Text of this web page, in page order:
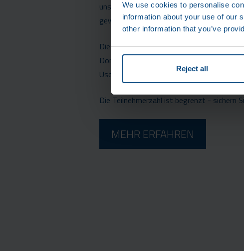
We use cookies to personalise
information about your use of our
other information that you’ve
Reject all
unsere Kunden und alle, die einen
gewinnen möchten.
Die AMDT Connect User Conference
Donnerstag, den 3. April an unserem
User Conference an und erfahren Sie in
Die Teilnehmerzahl ist begrenzt - sichern
MEHR ERFAHREN